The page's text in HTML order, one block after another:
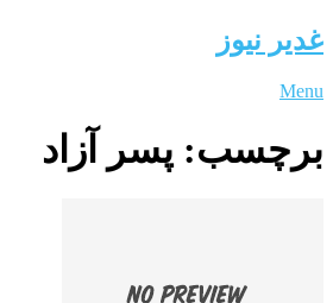
غدیر نیوز
Menu
برچسب: پسر آزاد